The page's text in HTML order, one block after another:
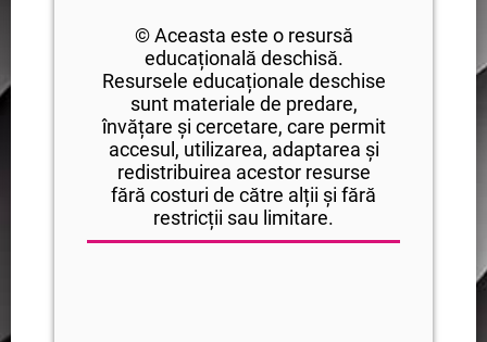
© Aceasta este o resursă
educațională deschisă.
Resursele educaționale deschise
sunt materiale de predare,
învățare și cercetare, care permit
accesul, utilizarea, adaptarea și
redistribuirea acestor resurse
fără costuri de către alții și fără
restricții sau limitare.